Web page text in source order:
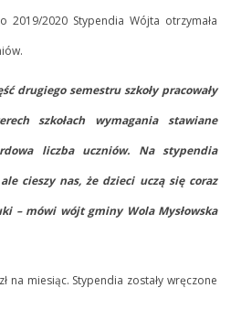
2019/2020 Stypendia Wójta otrzymała
drugiego semestru szkoły pracowały
szkołach wymagania stawiane
liczba uczniów. Na stypendia
cieszy nas, że dzieci uczą się coraz
– mówi wójt gminy Wola Mysłowska
na miesiąc. Stypendia zostały wręczone